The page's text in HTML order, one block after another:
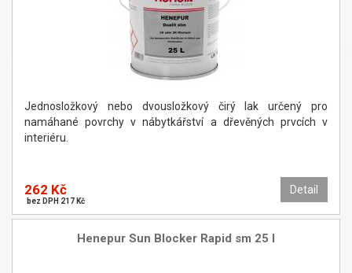
Jednosložkový nebo dvousložkový čirý lak určený pro
namáhané povrchy v nábytkářství a dřevěných prvcích v
interiéru.
Detail
262 Kč
bez DPH 217 Kč
Henepur Sun Blocker Rapid sm 25 l